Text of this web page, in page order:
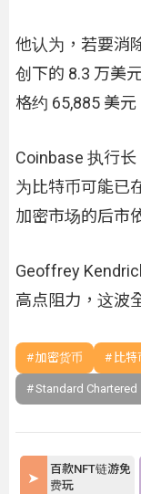
他认为，若要消
创下的 8.3 万美
格约 65,885 美元
Coinbase 执行
为比特币可能已
加密市场的后市
Geoffrey
高点阻力，这波
加密货币 比特
Standard Chartered
百款NFT链游免
费玩